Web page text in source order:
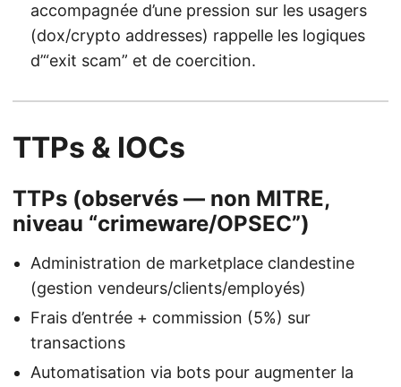
accompagnée d’une pression sur les usagers
(dox/crypto addresses) rappelle les logiques
d’“exit scam” et de coercition.
TTPs & IOCs
TTPs (observés — non MITRE,
niveau “crimeware/OPSEC”)
Administration de marketplace clandestine
(gestion vendeurs/clients/employés)
Frais d’entrée + commission (5%) sur
transactions
Automatisation via bots pour augmenter la